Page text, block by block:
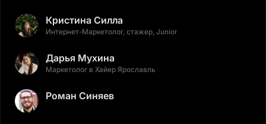
Кристина Силла
Интернет-Маркетолог, стажер, Junior
Дарья Мухина
Маркетолог в Хайер Ярославль
Роман Синяев